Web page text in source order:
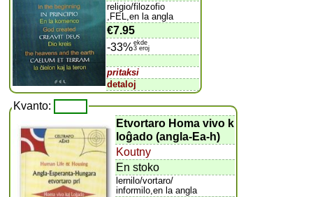
religio/filozofio
,FEL,en la angla
€7.95
-33%ekde
3 eroj
pritaksi
detaloj
Kvanto:
Etvortaro Homa vivo k
loĝado (angla-Ea-h)
Koutny
En stoko
lernilo/vortaro/
informilo,en la angla